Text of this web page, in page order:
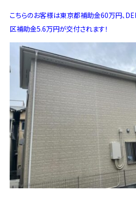
こちらのお客様は東京都補助金60万円、
区補助金5.6万円が交付されます！